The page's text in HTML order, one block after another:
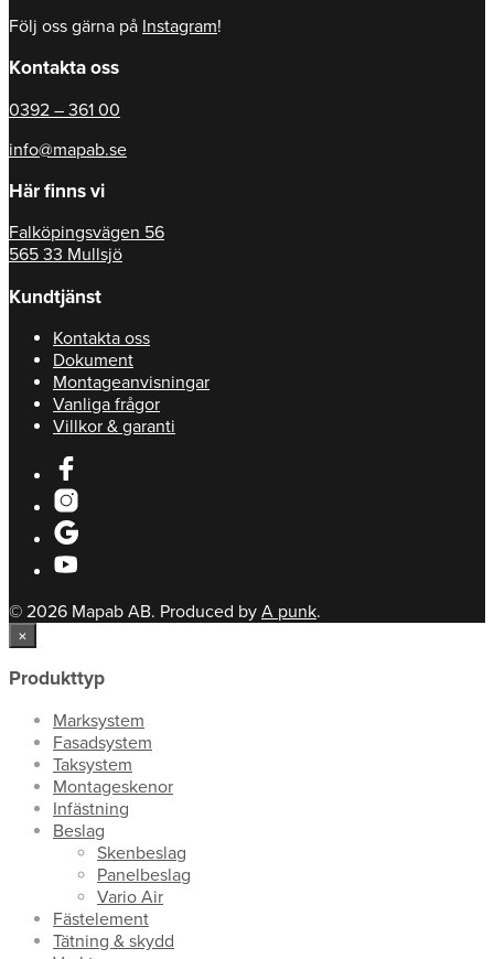
Följ oss gärna på Instagram!
Kontakta oss
0392 – 361 00
info@mapab.se
Här finns vi
Falköpingsvägen 56
565 33 Mullsjö
Kundtjänst
Kontakta oss
Dokument
Montageanvisningar
Vanliga frågor
Villkor & garanti
© 2026 Mapab AB. Produced by A punk.
×
Produkttyp
Marksystem
Fasadsystem
Taksystem
Montageskenor
Infästning
Beslag
Skenbeslag
Panelbeslag
Vario Air
Fästelement
Tätning & skydd